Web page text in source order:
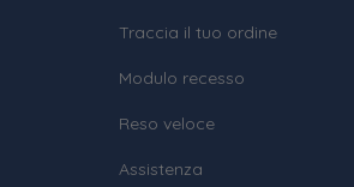
Traccia il tuo ordine
Modulo recesso
Reso veloce
Assistenza